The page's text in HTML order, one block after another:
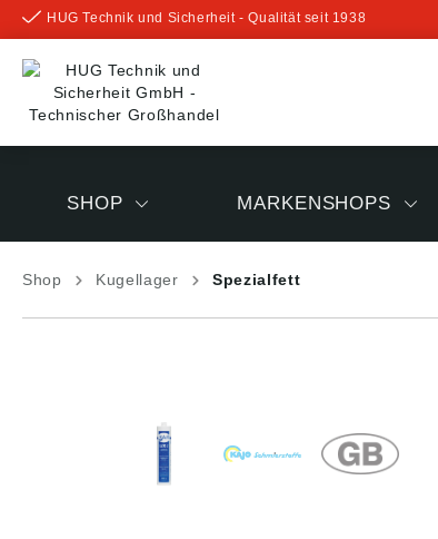
springen
HUG Technik und Sicherheit - Qualität seit 1938
SHOP MARKENSHOPS
Shop Kugellager Spezialfett